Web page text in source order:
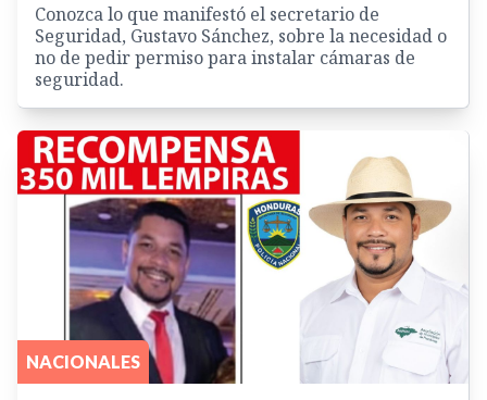
Conozca lo que manifestó el secretario de
Seguridad, Gustavo Sánchez, sobre la necesidad o
no de pedir permiso para instalar cámaras de
seguridad.
NACIONALES